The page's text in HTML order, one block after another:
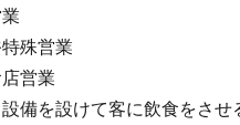
殊営業
営業
備を設けて客に飲食をさせ